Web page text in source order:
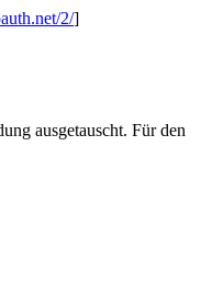
2/]
ausgetauscht. Für den